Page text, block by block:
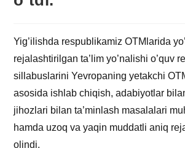
Yig’ilishda respublikamiz OTMlarida
rejalashtirilgan ta’lim yo’nalishi o’quv
sillabuslarini Yevropaning yetakchi
asosida ishlab chiqish, adabiyotlar
jihozlari bilan ta’minlash masalalari
hamda uzoq va yaqin muddatli aniq
olindi.